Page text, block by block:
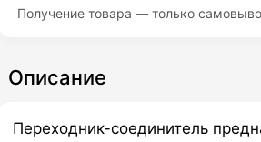
Получение товара — только
Описание
Переходник-соединитель